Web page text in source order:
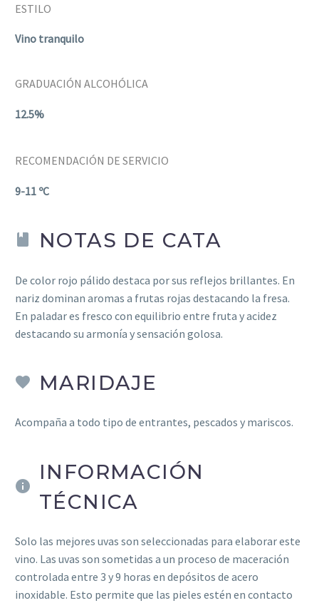
ESTILO
Vino tranquilo
GRADUACIÓN ALCOHÓLICA
12.5%
RECOMENDACIÓN DE SERVICIO
9-11 ºC

 NOTAS DE CATA
De color rojo pálido destaca por sus reflejos brillantes. En
nariz dominan aromas a frutas rojas destacando la fresa.
En paladar es fresco con equilibrio entre fruta y acidez
destacando su armonía y sensación golosa.

 MARIDAJE
Acompaña a todo tipo de entrantes, pescados y mariscos.


INFORMACIÓN
TÉCNICA
Solo las mejores uvas son seleccionadas para elaborar este
vino. Las uvas son sometidas a un proceso de maceración
controlada entre 3 y 9 horas en depósitos de acero
inoxidable. Esto permite que las pieles estén en contacto